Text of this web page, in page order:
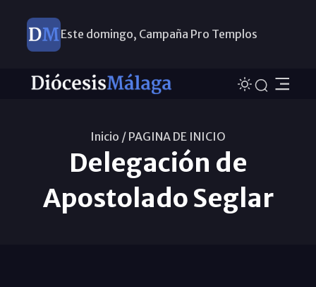
Este domingo, Campaña Pro Templos
Inicio / PAGINA DE INICIO
Delegación de
Apostolado Seglar